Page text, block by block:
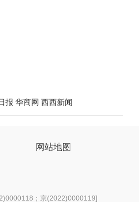
报 华商网 西西新闻
网站地图
；京(2022)0000119]